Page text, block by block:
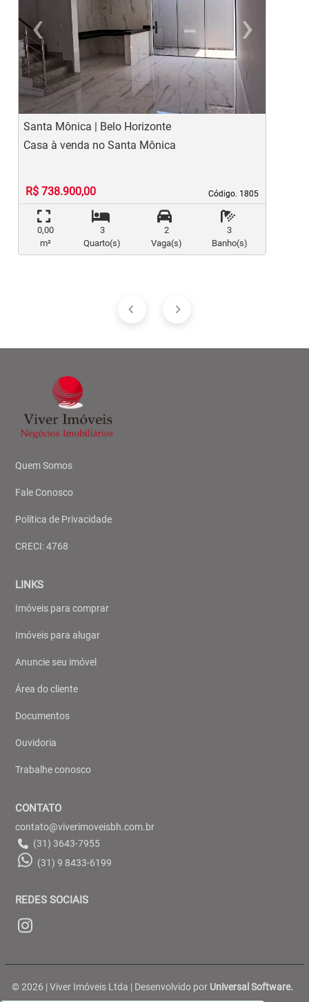
‹
Previous
›
Santa Mônica | Belo Horizonte
Código. 1805
Código. 1805
Casa à venda no Santa Mônica
R$ 738.900,00
0,00
m²
3
Quarto(s)
2
Vaga(s)
3
Banho(s)
Quem Somos
Fale Conosco
Política de Privacidade
CRECI: 4768
LINKS
Imóveis para comprar
Imóveis para alugar
Anuncie seu imóvel
Área do cliente
Documentos
Ouvidoria
Trabalhe conosco
CONTATO
contato@viverimoveisbh.com.br
(31) 3643-7955
(31) 9 8433-6199
REDES SOCIAIS
© 2026 | Viver Imóveis Ltda | Desenvolvido por Universal Software.